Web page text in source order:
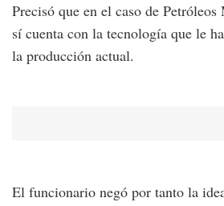
Precisó que en el caso de Petróleos
sí cuenta con la tecnología que le
la producción actual.
El funcionario negó por tanto la